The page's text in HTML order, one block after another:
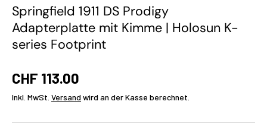
Springfield 1911 DS Prodigy
Adapterplatte mit Kimme | Holosun K-
series Footprint
CHF 113.00
Inkl. MwSt. Versand wird an der Kasse berechnet.